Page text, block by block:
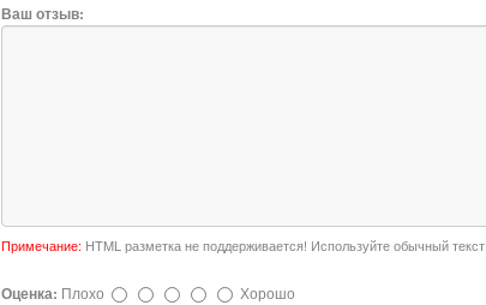
Ваш отзыв:
Примечание: HTML разметка не поддерживается! Используйте обычный текст.
Оценка: Плохо Хорошо